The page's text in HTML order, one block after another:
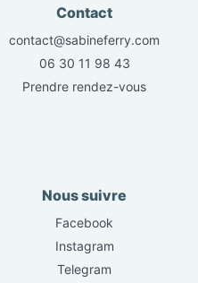
Contact
contact@sabineferry.com
06 30 11 98 43
Prendre rendez-vous
Nous suivre
Facebook
Instagram
Telegram